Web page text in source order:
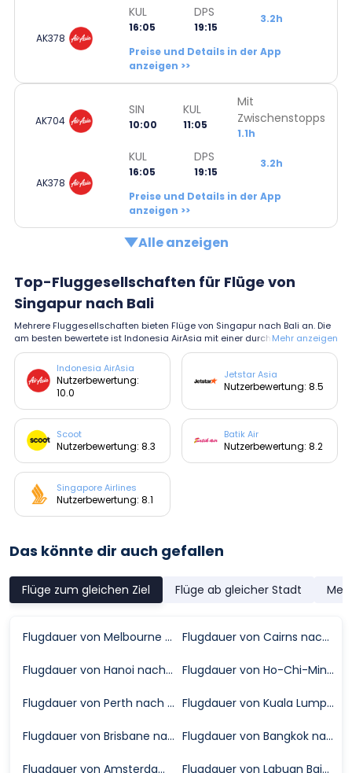
AK378
KUL
16:05
DPS
19:15
3.2h
Preise und Details in der App
anzeigen >>
AK704
SIN
10:00
KUL
11:05
Mit
Zwischenstopps
1.1h
AK378
KUL
16:05
DPS
19:15
3.2h
Preise und Details in der App
anzeigen >>
Alle anzeigen
Top-Fluggesellschaften für Flüge von
Singapur nach Bali
Mehrere Fluggesellschaften bieten Flüge von Singapur nach Bali an. Die
am besten bewertete ist Indonesia AirAsia mit einer durchschnittlichen B
ewertung von 10.0.
Mehr anzeigen
Indonesia AirAsia
Nutzerbewertung:
10.0
Jetstar Asia
Nutzerbewertung: 8.5
Scoot
Nutzerbewertung: 8.3
Batik Air
Nutzerbewertung: 8.2
Singapore Airlines
Nutzerbewertung: 8.1
Das könnte dir auch gefallen
Flüge zum gleichen Ziel Flüge ab gleicher Stadt
Flugdauer von Melbourne nach Bali Flugdauer von Cairns nach Bali
Flugdauer von Hanoi nach Bali Flugdauer von Ho-Chi-Minh-Stadt nach Bali
Flugdauer von Perth nach Bali Flugdauer von Kuala Lumpur nach Bali
Flugdauer von Brisbane nach Bali Flugdauer von Bangkok nach Bali
Flugdauer von Amsterdam nach Bali Flugdauer von Labuan Bajo ( Komodo) nach Bali